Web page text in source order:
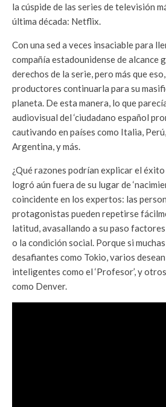
la cúspide de las series de televisión
última década: Netflix.
Con una sed a veces insaciable para
compañía estadounidense de alcance
derechos de la serie, pero más que
productores continuarla para su
planeta. De esta manera, lo que
audiovisual del ‘ciudadano español
cautivando en países como Italia,
Argentina, y más.
¿Qué razones podrían explicar el éxito
logró aún fuera de su lugar de
coincidente en los expertos: las
protagonistas pueden repetirse
latitud, avasallando a su paso
o la condición social. Porque si
desafiantes como Tokio, varios
inteligentes como el ‘Profesor’, y
como Denver.